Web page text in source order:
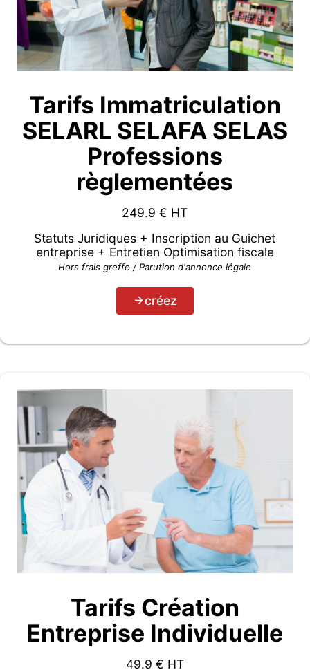
Tarifs Immatriculation
SELARL SELAFA SELAS
Professions
règlementées
249.9 € HT
Statuts Juridiques + Inscription au Guichet
entreprise + Entretien Optimisation fiscale
Hors frais greffe / Parution d'annonce légale
créez
Tarifs Création
Entreprise Individuelle
49.9 € HT